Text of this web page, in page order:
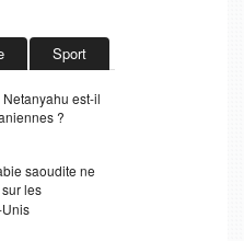
Sport
est-il
?
saoudite ne
les